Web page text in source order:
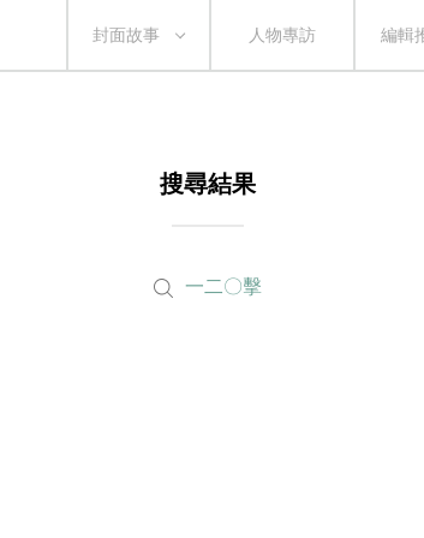
封面故事 人物專訪 編輯
搜尋結果
一二〇擊